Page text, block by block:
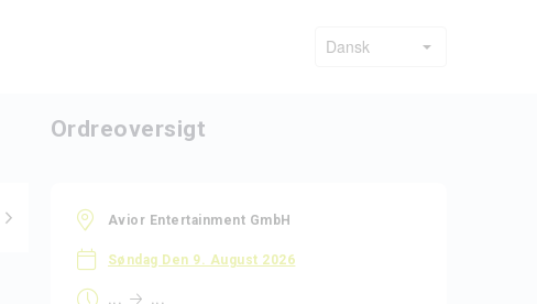
1 2 3 4 5 6 7
Ordreoversigt
Avior Entertainment GmbH
Søndag Den 9. August 2026
... ...